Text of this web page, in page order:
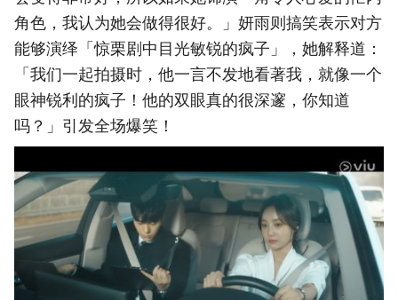
角色，我认为她会做得很好。」妍雨则搞笑表示对方
能够演绎「惊栗剧中目光敏锐的疯子」，她解释道：
「我们一起拍摄时，他一言不发地看著我，就像一个
眼神锐利的疯子！他的双眼真的很深邃，你知道
吗？」引发全场爆笑！